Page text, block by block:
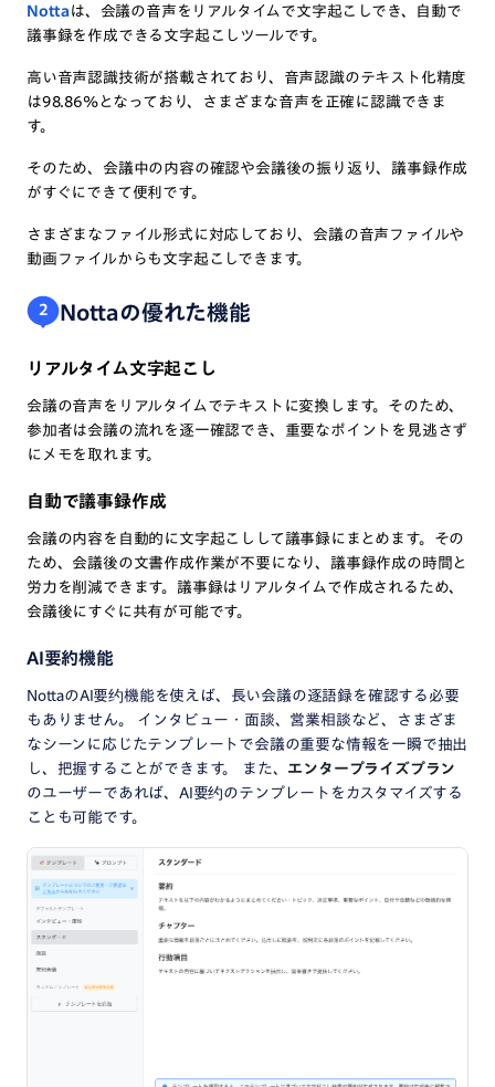
Nottaは、会議の音声をリアルタイムで文字起こしでき、自動で
議事録を作成できる文字起こしツールです。
高い音声認識技術が搭載されており、音声認識のテキスト化精度
は98.86%となっており、さまざまな音声を正確に認識できま
す。
そのため、会議中の内容の確認や会議後の振り返り、議事録作成
がすぐにできて便利です。
さまざまなファイル形式に対応しており、会議の音声ファイルや
動画ファイルからも文字起こしできます。
2 Nottaの優れた機能
リアルタイム文字起こし
会議の音声をリアルタイムでテキストに変換します。そのため、
参加者は会議の流れを逐一確認でき、重要なポイントを見逃さず
にメモを取れます。
自動で議事録作成
会議の内容を自動的に文字起こしして議事録にまとめます。その
ため、会議後の文書作成作業が不要になり、議事録作成の時間と
労力を削減できます。議事録はリアルタイムで作成されるため、
会議後にすぐに共有が可能です。
AI要約機能
NottaのAI要约機能を使えば、長い会議の逐語録を確認する必要
もありません。 インタビュー・面談、営業相談など、さまざま
なシーンに応じたテンプレートで会議の重要な情報を一瞬で抽出
し、把握することができます。 また、 エンタープライズプラン
のユーザーであれば、AI要约のテンプレートをカスタマイズする
ことも可能です。